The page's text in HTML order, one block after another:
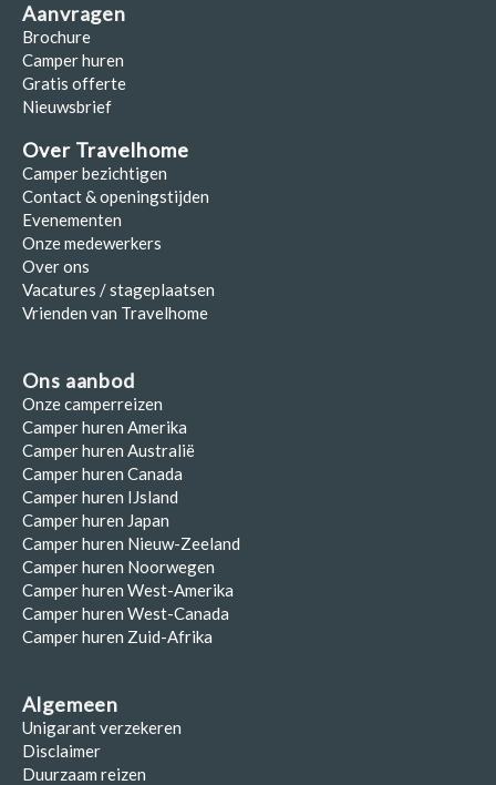
Aanvragen
Brochure
Camper huren
Gratis offerte
Nieuwsbrief
Over Travelhome
Camper bezichtigen
Contact & openingstijden
Evenementen
Onze medewerkers
Over ons
Vacatures / stageplaatsen
Vrienden van Travelhome
Ons aanbod
Onze camperreizen
Camper huren Amerika
Camper huren Australië
Camper huren Canada
Camper huren IJsland
Camper huren Japan
Camper huren Nieuw-Zeeland
Camper huren Noorwegen
Camper huren West-Amerika
Camper huren West-Canada
Camper huren Zuid-Afrika
Algemeen
Unigarant verzekeren
Disclaimer
Duurzaam reizen